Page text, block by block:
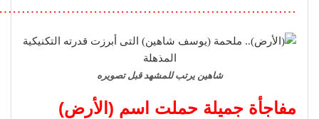
شاهين يرتب للمشهد قبل تصويره
مفاجأة جميلة حملت اسم (الأرض)